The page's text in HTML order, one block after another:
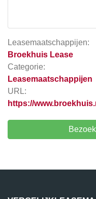
Leasemaatschappijen:
Broekhuis Lease
Categorie:
Leasemaatschappijen
URL:
https://